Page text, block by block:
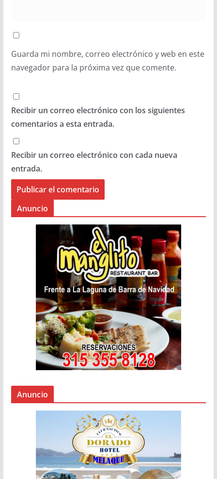
Guarda mi nombre, correo electrónico y web en este
navegador para la próxima vez que comente.
Recibir un correo electrónico con los siguientes
comentarios a esta entrada.
Recibir un correo electrónico con cada nueva
entrada.
Anuncio
Anuncio